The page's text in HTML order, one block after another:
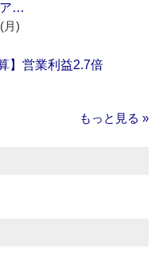
ア…
月)
】営業利益2.7倍
もっと見る »